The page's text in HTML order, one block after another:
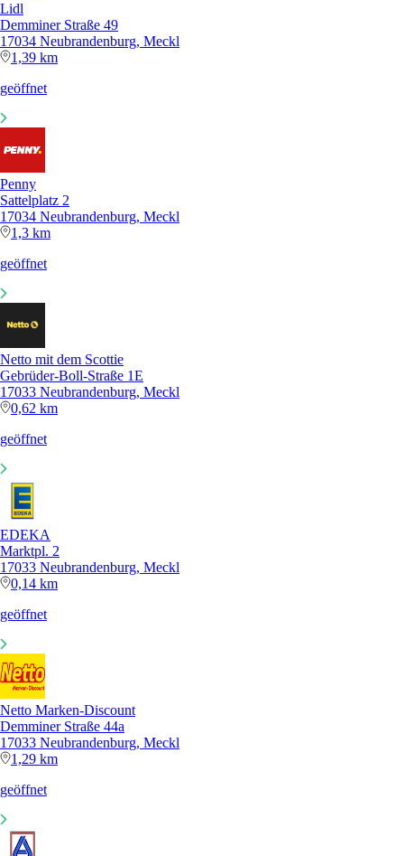
Lidl
Demminer Straße 49
17034 Neubrandenburg, Meckl
1,39 km
geöffnet
Penny
Sattelplatz 2
17034 Neubrandenburg, Meckl
1,3 km
geöffnet
Netto mit dem Scottie
Gebrüder-Boll-Straße 1E
17033 Neubrandenburg, Meckl
0,62 km
geöffnet
EDEKA
Marktpl. 2
17033 Neubrandenburg, Meckl
0,14 km
geöffnet
Netto Marken-Discount
Demminer Straße 44a
17033 Neubrandenburg, Meckl
1,29 km
geöffnet